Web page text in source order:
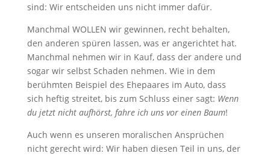
sind: Wir entscheiden uns nicht immer dafür.
Manchmal WOLLEN wir gewinnen, recht behalten,
den anderen spüren lassen, was er angerichtet hat.
Manchmal nehmen wir in Kauf, dass der andere und
sogar wir selbst Schaden nehmen. Wie in dem
berühmten Beispiel des Ehepaares im Auto, dass
sich heftig streitet, bis zum Schluss einer sagt: Wenn
du jetzt nicht aufhörst, fahre ich uns vor einen Baum!
Auch wenn es unseren moralischen Ansprüchen
nicht gerecht wird: Wir haben diesen Teil in uns, der